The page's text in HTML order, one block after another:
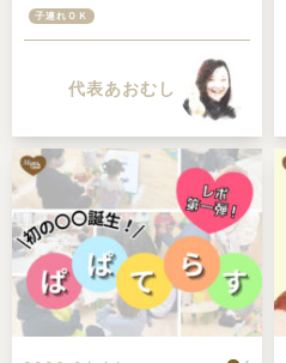
子連れＯＫ
代表あおむし